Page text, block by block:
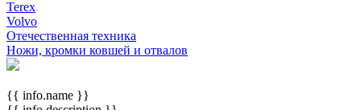
Terex
Volvo
Отечественная техника
Ножи, кромки ковшей и отвалов
{{ info.name }}